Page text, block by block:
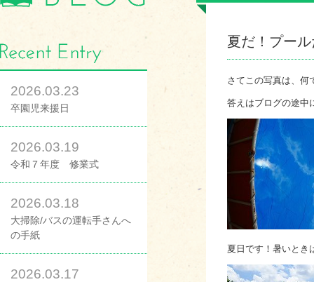
2026.03.23
卒園児来援日
2026.03.19
令和７年度 修業式
2026.03.18
大掃除/バスの運転手さんへ
の手紙
2026.03.17
夏だ！プー
さてこの写真は、何
答えはブログの途中
夏日です！暑いとき